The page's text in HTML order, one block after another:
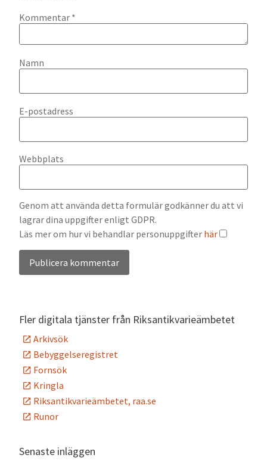
Kommentar *
Namn
E-postadress
Webbplats
Genom att använda detta formulär godkänner du att vi
lagrar dina uppgifter enligt GDPR.
Läs mer om hur vi behandlar personuppgifter här
Fler digitala tjänster från Riksantikvarieämbetet
Arkivsök
Bebyggelseregistret
Fornsök
Kringla
Riksantikvarieämbetet, raa.se
Runor
Senaste inläggen